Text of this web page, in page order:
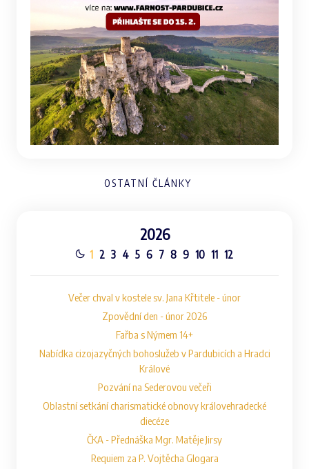
OSTATNÍ ČLÁNKY
2026
1 2 3 4 5 6 7 8 9 10 11 12
Večer chval v kostele sv. Jana Křtitele - únor
Zpovědní den - únor 2026
Fařba s Nýmem 14+
Nabídka cizojazyčných bohoslužeb v Pardubicích a Hradci
Králové
Pozvání na Sederovou večeři
Oblastní setkání charismatické obnovy královehradecké
diecéze
ČKA - Přednáška Mgr. Matěje Jirsy
Requiem za P. Vojtěcha Glogara